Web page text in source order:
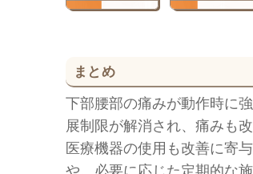
まとめ
下部腰部の痛みが動作時に
展制限が解消され、痛みも
医療機器の使用も改善に寄
や、必要に応じた定期的な